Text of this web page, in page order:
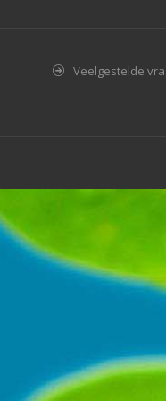
Veelgestelde